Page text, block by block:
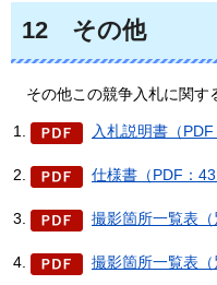
12 その他
その他この競争入札に関す
入札説明書（PDF
仕様書（PDF：
撮影箇所一覧表（
撮影箇所一覧表（